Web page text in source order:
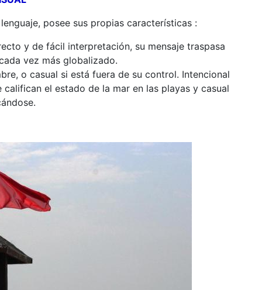
posee sus propias características :
y de fácil interpretación, su mensaje traspasa
vez más globalizado.
o casual si está fuera de su control. Intencional
el estado de la mar en las playas y casual